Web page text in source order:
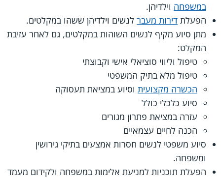
במשפחה וילדיהן.
הפעלת דירות מעבר לנשים וילדיהן ששהו במקלטים.
מתן סיוע מקיף לנשים השוהות במקלטים, גם לאחר עזיבת
המקלט:
טיפול וליווי סוציאלי אישי וקבוצתי
טיפול מלא בתיק המשפטי
הכשרה מקצועית וסיוע במציאת תעסוקה
סיוע כלכלי כולל
עזרה במציאת פתרון מגורים
הכנה לחיים עצמאיים
סיוע משפטי לנשים חסרות אמצעים בתיקי גירושין
ומשפחה.
הפעלת תוכניות למניעת אלימות במשפחה ולקידום מעמד